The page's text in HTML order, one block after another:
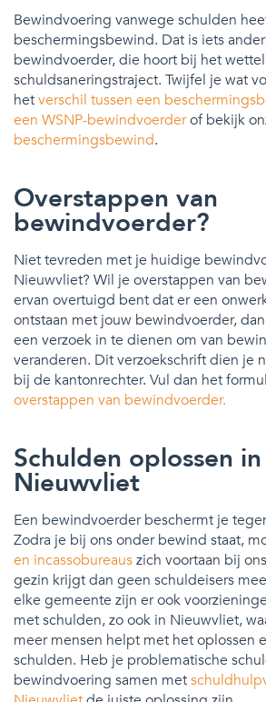
Bewindvoering vanwege schulden
beschermingsbewind. Dat is iets
bewindvoerder, die hoort bij het
schuldsaneringstraject. Twijfel je wat
hetverschil tussen een
een WSNP-bewindvoerderof bekijk
beschermingsbewind.
Overstappen van
bewindvoerder?
Niet tevreden met je huidige
Nieuwvliet? Wil je overstappen van
ervan overtuigd bent dat er een
ontstaan met jouw bewindvoerder,
een verzoek in te dienen om van
veranderen. Dit verzoekschrift dien je
bij de kantonrechter. Vul dan het
overstappen van bewindvoerder.
Schulden oplossen in
Nieuwvliet
Een bewindvoerder beschermt je
Zodra je bij ons onder bewind staat,
en incassobureauszich voortaan bij
gezin krijgt dan geen schuldeisers
elke gemeente zijn er ook
met schulden, zo ook in Nieuwvliet,
meer mensen helpt met het oplossen
schulden. Heb je problematische
bewindvoering samen met